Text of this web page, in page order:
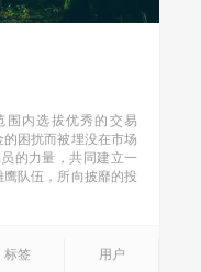
围内选拔优秀的交易
困扰而被埋没在市场
的力量，共同建立一
队伍，所向披靡的投
标签 用户